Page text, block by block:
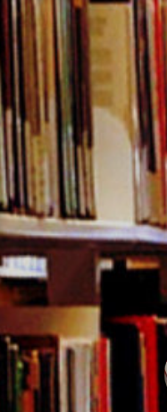
コ
ン
テ
ン
ツ
へ
ス
キ
ッ
プ